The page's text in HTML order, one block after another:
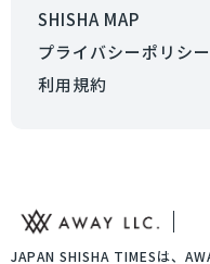
SHISHA MAP
プライバシーポリシー
利用規約
JAPAN SHISHA TIMESは、